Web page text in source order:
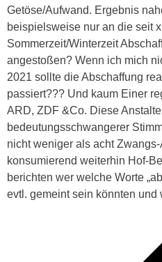
Getöse/Aufwand. Ergebnis
beispielsweise nur an die seit
Sommerzeit/Winterzeit
angestoßen? Wenn ich mich
2021 sollte die Abschaffung
passiert??? Und kaum Einer
ARD, ZDF &Co. Diese
bedeutungsschwangerer
nicht weniger als acht
konsumierend weiterhin Hof-
berichten wer welche Worte
evtl. gemeint sein könnten und